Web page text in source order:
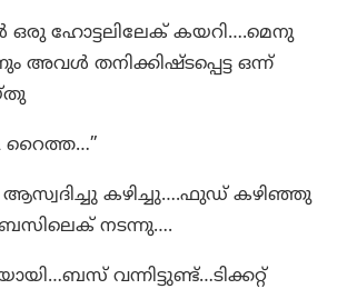
ഹോട്ടലിലേക് കയറി….മെനു
അവൾ തനിക്കിഷ്ടപ്പെട്ട ഒന്ന്
& റൈത്ത…”
കഴിച്ചു….ഫുഡ്‌ കഴിഞ്ഞു
ബസിലെക് നടന്നു….
വന്നിട്ടുണ്ട്…ടിക്കറ്റ്